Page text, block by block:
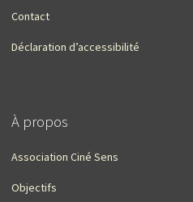
Contact
Déclaration d’accessibilité
À propos
Association Ciné Sens
Objectifs